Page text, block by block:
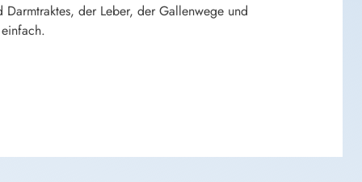
Darmtraktes, der Leber, der Gallenwege und